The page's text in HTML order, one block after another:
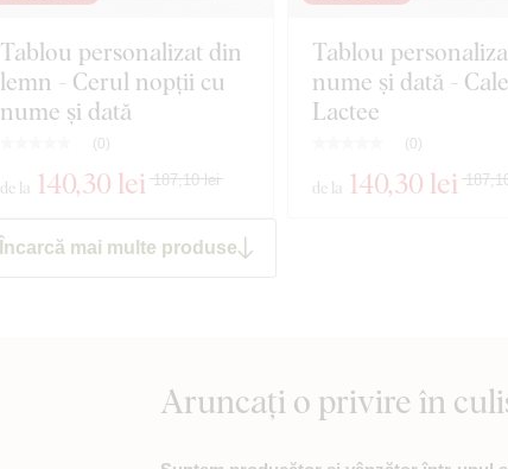
Tablou personalizat din
lemn - Cerul nopții cu
nume și dată
(0)
de la 140,30 lei 187,10 lei
Tablou
nume și dată -
Lactee
(0)
de la 140,30 lei
Încarcă mai multe produse
Aruncați o privire în